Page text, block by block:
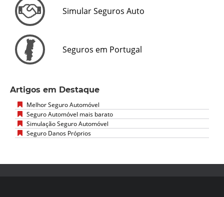
Simular Seguros Auto
Seguros em Portugal
Artigos em Destaque
Melhor Seguro Automóvel
Seguro Automóvel mais barato
Simulação Seguro Automóvel
Seguro Danos Próprios